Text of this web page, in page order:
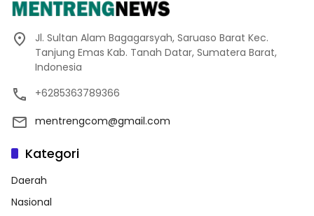
Jl. Sultan Alam Bagagarsyah, Saruaso Barat Kec.
Tanjung Emas Kab. Tanah Datar, Sumatera Barat,
Indonesia
+6285363789366
mentrengcom@gmail.com
Kategori
Daerah
Nasional